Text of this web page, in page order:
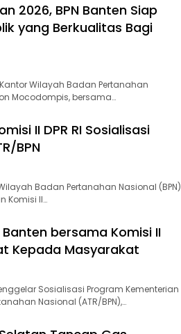
2026, BPN Banten Siap
yang Berkualitas Bagi
Kantor Wilayah Badan Pertanahan
Mocodompis, bersama…
II DPR RI Sosialisasi
BPN
Wilayah Badan Pertanahan Nasional (BPN)
Komisi II…
bersama Komisi II
Kepada Masyarakat
Sosialisasi Program Kementerian
Nasional (ATR/BPN),…